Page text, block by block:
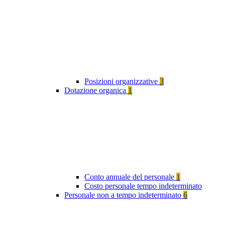
Posizioni organizzative 3
Dotazione organica 1
Conto annuale del personale 1
Costo personale tempo indeterminato
Personale non a tempo indeterminato 6